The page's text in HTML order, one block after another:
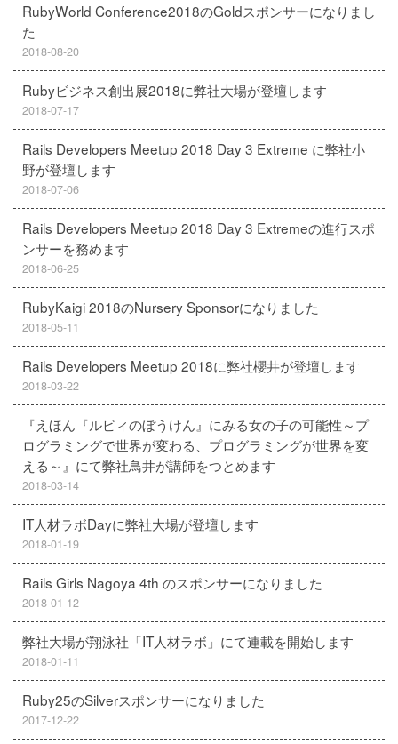
RubyWorld Conference2018のGoldスポンサーになりまし
た
2018-08-20
Rubyビジネス創出展2018に弊社大場が登壇します
2018-07-17
Rails Developers Meetup 2018 Day 3 Extreme に弊社小
野が登壇します
2018-07-06
Rails Developers Meetup 2018 Day 3 Extremeの進行スポ
ンサーを務めます
2018-06-25
RubyKaigi 2018のNursery Sponsorになりました
2018-05-11
Rails Developers Meetup 2018に弊社櫻井が登壇します
2018-03-22
『えほん『ルビィのぼうけん』にみる女の子の可能性～プ
ログラミングで世界が変わる、プログラミングが世界を変
える～』にて弊社鳥井が講師をつとめます
2018-03-14
IT人材ラボDayに弊社大場が登壇します
2018-01-19
Rails Girls Nagoya 4th のスポンサーになりました
2018-01-12
弊社大場が翔泳社「IT人材ラボ」にて連載を開始します
2018-01-11
Ruby25のSilverスポンサーになりました
2017-12-22